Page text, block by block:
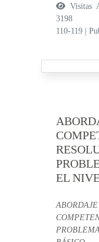
Visitas
3198
110-119
|
EL